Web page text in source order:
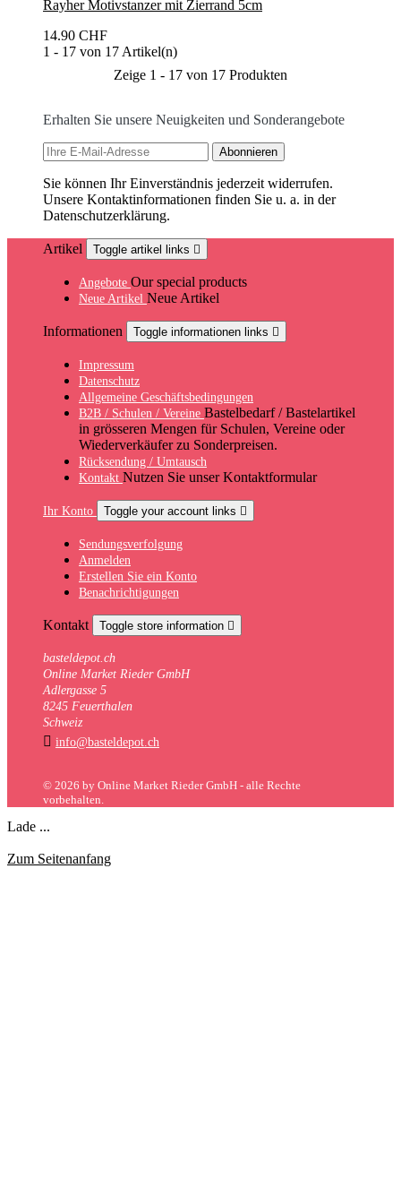
Rayher Motivstanzer mit Zierrand 5cm
14.90 CHF
1 - 17 von 17 Artikel(n)
Zeige 1 - 17 von 17 Produkten
Erhalten Sie unsere Neuigkeiten und Sonderangebote
Sie können Ihr Einverständnis jederzeit widerrufen.
Unsere Kontaktinformationen finden Sie u. a. in der
Datenschutzerklärung.
Artikel Toggle artikel links 
Angebote Our special products
Neue Artikel Neue Artikel
Informationen Toggle informationen links 
Impressum
Datenschutz
Allgemeine Geschäftsbedingungen
B2B / Schulen / Vereine Bastelbedarf / Bastelartikel
in grösseren Mengen für Schulen, Vereine oder
Wiederverkäufer zu Sonderpreisen.
Rücksendung / Umtausch
Kontakt Nutzen Sie unser Kontaktformular
Ihr Konto Toggle your account links 
Sendungsverfolgung
Anmelden
Erstellen Sie ein Konto
Benachrichtigungen
Kontakt Toggle store information 
basteldepot.ch
Online Market Rieder GmbH
Adlergasse 5
8245 Feuerthalen
Schweiz
 info@basteldepot.ch
© 2026 by Online Market Rieder GmbH - alle Rechte
vorbehalten.
Lade ...
Zum Seitenanfang